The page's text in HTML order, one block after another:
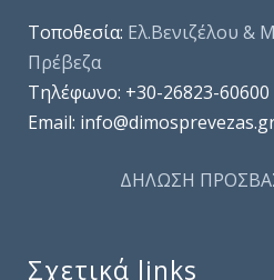
Τοποθεσία: Ελ.Βενιζέλου &
Πρέβεζα
Τηλέφωνo: +30-26823-
Email:
ΔΗΛΩΣΗ
Σχετικά links